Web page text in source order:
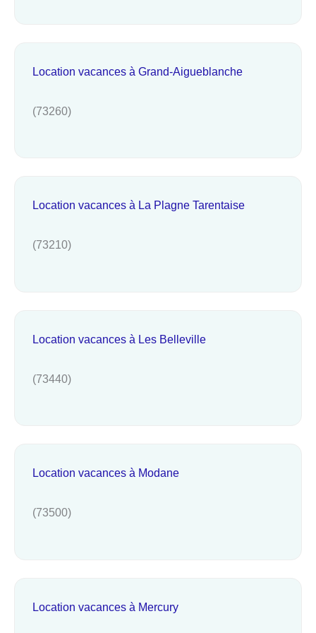
Location vacances à Grand-Aigueblanche
(73260)
Location vacances à La Plagne Tarentaise
(73210)
Location vacances à Les Belleville
(73440)
Location vacances à Modane
(73500)
Location vacances à Mercury